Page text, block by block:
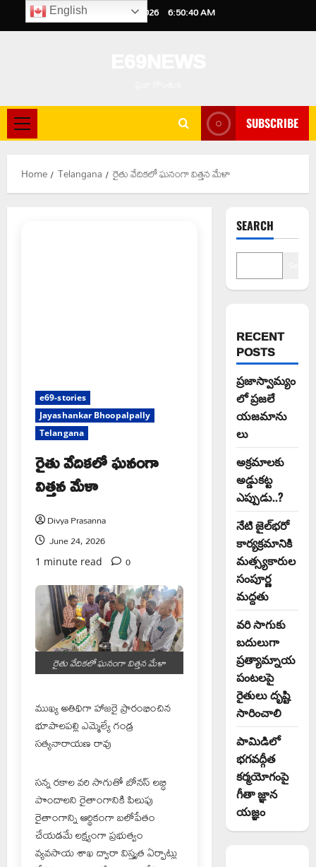
to
August 10, 2026 6:50:41 AM
Primary
Menu
SUBSCRIBE
Home Telangana రైతు వేదికలో ఘనంగా విత్తన మేళా
e69-stories
Jayashankar Bhoopalpally
Telangana
రైతు వేదికలో ఘనంగా
విత్తన మేళా
Divya Prasanna
June 24, 2026
1 minute read 0
రైతు వేదికలో ఘనంగా విత్తన మేళా
ముఖ్య అతిథిగా హాజరై ప్రారంభించిన
భూపాలపల్లి ఎమ్మెల్యే గండ్ర
సత్యనారాయణ రావు
సన్న రకాల వరి సాగుతో బోనస్ లబ్ధి
పొందాలని రైతాంగానికి పిలుపు
రైతాంగాన్ని ఆర్థికంగా బలోపేతం
చేయడమే లక్ష్యంగా ప్రభుత్వం
వ్యవసాయ శాఖ ద్వారా విస్తృత ఏర్పాట్లు
SEARCH
RECENT
POSTS
ప్రజాస్వామ్యం
లో ప్రజలే
యజమాను
లు
అక్రమాలకు
అడ్డుకట్ట
ఎప్పుడు..?
నేటి జైల్‌భరో
కార్యక్రమానికి
మత్స్యకారుల
సంపూర్ణ
మద్దతు
వరి సాగుకు
బదులుగా
ప్రత్యామ్నాయ
పంటలపై
రైతులు దృష్టి
సారించాలి
పామిడిలో
భగవద్గీత
కర్మయోగంపై
గీతా జ్ఞాన
యజ్ఞం
English